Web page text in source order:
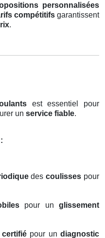
personnalisées
compétitifsgarantissent
.
est essentiel pour
un service fiable.
descoulisses pour
pour unglissement
pour un diagnostic